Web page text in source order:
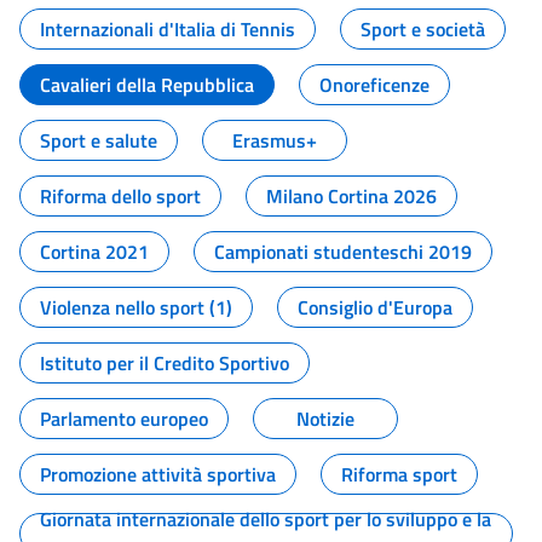
Internazionali d'Italia di Tennis
Sport e società
Cavalieri della Repubblica
Onoreficenze
Sport e salute
Erasmus+
Riforma dello sport
Milano Cortina 2026
Cortina 2021
Campionati studenteschi 2019
Violenza nello sport (1)
Consiglio d'Europa
Istituto per il Credito Sportivo
Parlamento europeo
Notizie
Promozione attività sportiva
Riforma sport
Giornata internazionale dello sport per lo sviluppo e la